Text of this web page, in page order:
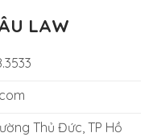
LAW
Thủ Đức, TP Hồ